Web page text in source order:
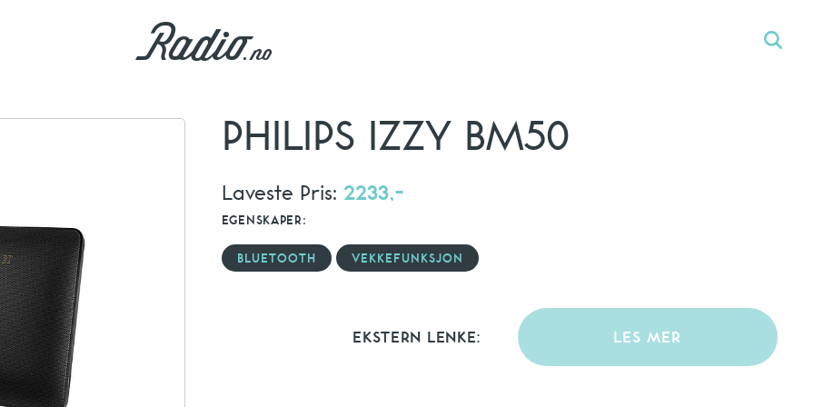
PHILIPS IZZY BM50
Laveste Pris: 2233,-
EGENSKAPER:
BLUETOOTH VEKKEFUNKSJON
EKSTERN LENKE: LES MER